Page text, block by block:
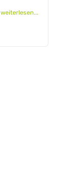
weiterlesen...